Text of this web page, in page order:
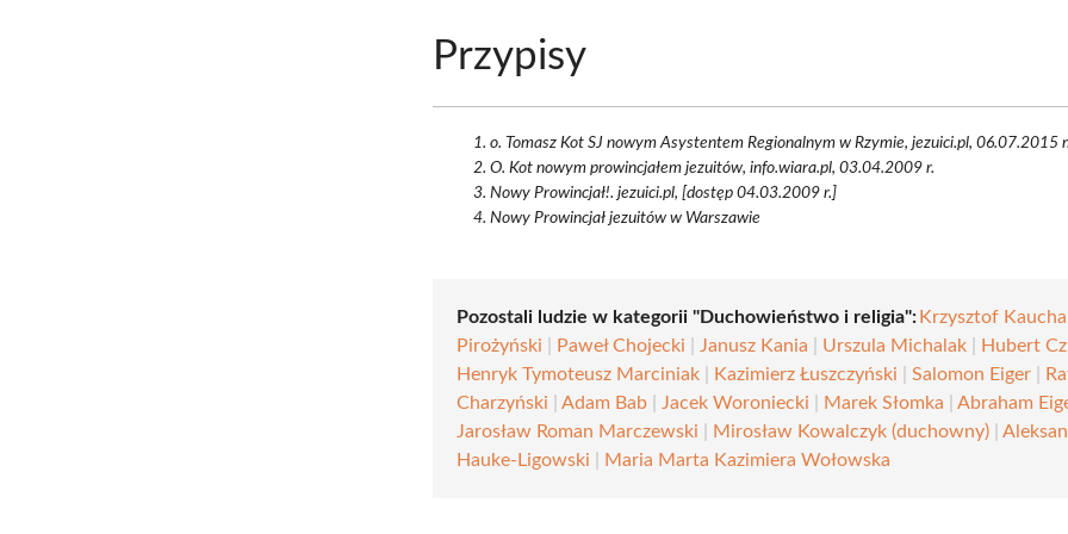
Przypisy
o. Tomasz Kot SJ nowym Asystentem Regionalnym w Rzymie, jezuici.pl, 06.07.2015 r.
O. Kot nowym prowincjałem jezuitów, info.wiara.pl, 03.04.2009 r.
Nowy Prowincjał!. jezuici.pl, [dostęp 04.03.2009 r.]
Nowy Prowincjał jezuitów w Warszawie
Pozostali ludzie w kategorii "Duchowieństwo i religia":Krzysztof Kaucha
Pirożyński
Paweł Chojecki Janusz Kania Urszula Michalak Hubert
Henryk Tymoteusz Marciniak
Kazimierz Łuszczyński |Salomon Eiger
Charzyński |Adam Bab Jacek Woroniecki Marek Słomka |Abraham
Jarosław Roman Marczewski
Mirosław Kowalczyk (duchowny) |
Hauke-Ligowski
Maria Marta Kazimiera Wołowska